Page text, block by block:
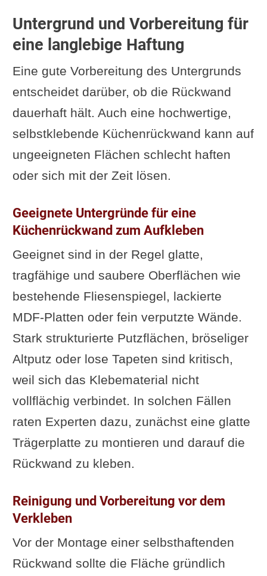
Untergrund und Vorbereitung für
eine langlebige Haftung
Eine gute Vorbereitung des Untergrunds
entscheidet darüber, ob die Rückwand
dauerhaft hält. Auch eine hochwertige,
selbstklebende Küchenrückwand kann auf
ungeeigneten Flächen schlecht haften
oder sich mit der Zeit lösen.
Geeignete Untergründe für eine
Küchenrückwand zum Aufkleben
Geeignet sind in der Regel glatte,
tragfähige und saubere Oberflächen wie
bestehende Fliesenspiegel, lackierte
MDF-Platten oder fein verputzte Wände.
Stark strukturierte Putzflächen, bröseliger
Altputz oder lose Tapeten sind kritisch,
weil sich das Klebematerial nicht
vollflächig verbindet. In solchen Fällen
raten Experten dazu, zunächst eine glatte
Trägerplatte zu montieren und darauf die
Rückwand zu kleben.
Reinigung und Vorbereitung vor dem
Verkleben
Vor der Montage einer selbsthaftenden
Rückwand sollte die Fläche gründlich